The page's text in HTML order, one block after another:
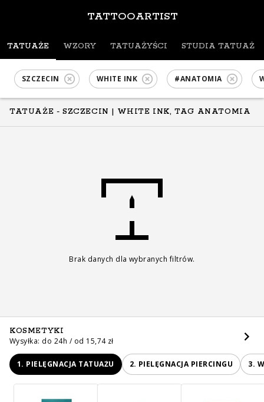
TATTOOARTIST
TATUAŻE WZORY TATUAŻYŚCI STUDIA TATUAŻU
SZCZECIN WHITE INK #ANATOMIA
TATUAŻE - SZCZECIN | WHITE INK, TAG ANATOMIA
Brak danych dla wybranych filtrów.
KOSMETYKI
Wysyłka: do 24h / od 15,74 zł
1. PIELĘGNACJA TATUAŻU 2. PIELĘGNACJA PIERCINGU 3.